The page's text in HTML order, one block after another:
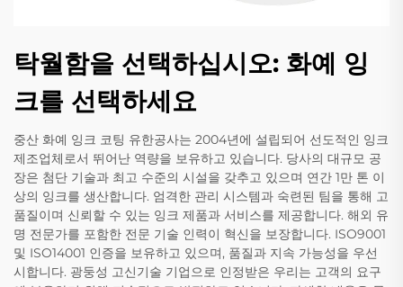
탁월함을 선택하십시오: 화예 잉
크를 선택하세요
중산 화예 잉크 코팅 유한공사는 2004년에 설립되어 선도적인 잉크
제조업체로서 뛰어난 역량을 보유하고 있습니다. 당사의 대규모 공
장은 첨단 기술과 최고 수준의 시설을 갖추고 있으며 연간 1만 톤 이
상의 잉크를 생산합니다. 엄격한 관리 시스템과 숙련된 팀을 통해 고
품질이며 신뢰할 수 있는 잉크 제품과 서비스를 제공합니다. 해외 유
명 전문가를 포함한 전문 기술 인력이 혁신을 보장합니다. ISO9001
및 ISO14001 인증을 보유하고 있으며, 품질과 지속 가능성을 우선
시합니다. 광둥성 고신기술 기업으로 인정받은 우리는 고객의 요구